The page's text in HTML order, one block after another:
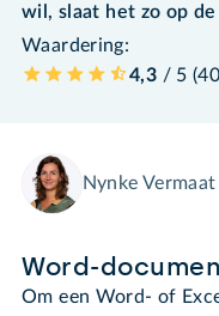
wil, slaat het zo op de
Waardering:
4,3 / 5 (40
Nynke Vermaat
Word-
Om een Word- of